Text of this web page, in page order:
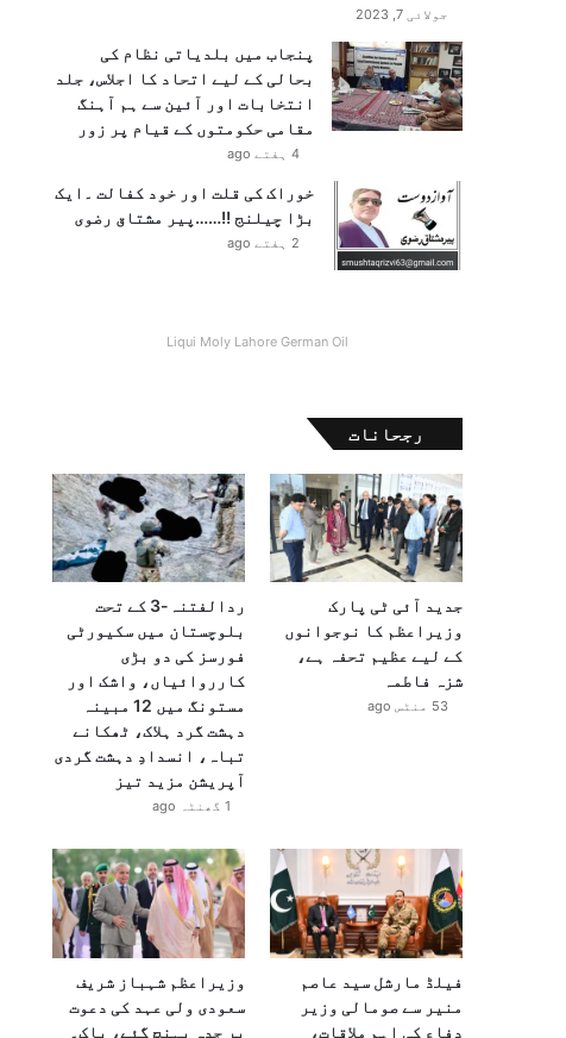
جولائی 7, 2023
پنجاب میں بلدیاتی نظام کی
بحالی کے لیے اتحاد کا اجلاس، جلد
انتخابات اور آئین سے ہم آہنگ
مقامی حکومتوں کے قیام پر زور
4 ہفتے ago
خوراک کی قلت اور خود کفالت ۔ایک
بڑا چیلنج !!……پیر مشتاق رضوی
2 ہفتے ago
Liqui Moly Lahore German Oil
رجحانات
جدید آئی ٹی پارک
وزیراعظم کا نوجوانوں
کے لیے عظیم تحفہ ہے،
شزہ فاطمہ
53 منٹس ago
ردالفتنہ-3 کے تحت
بلوچستان میں سکیورٹی
فورسز کی دو بڑی
کارروائیاں، واشک اور
مستونگ میں 12 مبینہ
دہشت گرد ہلاک، ٹھکانے
تباہ، انسدادِ دہشت گردی
آپریشن مزید تیز
1 گھنٹہ ago
فیلڈ مارشل سید عاصم
منیر سے صومالی وزیر
دفاع کی اہم ملاقات،
وزیراعظم شہباز شریف
سعودی ولی عہد کی دعوت
پر جدہ پہنچ گئے، پاک۔